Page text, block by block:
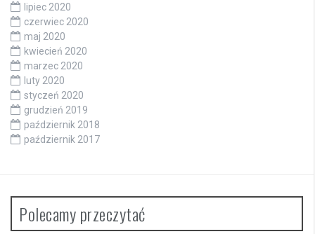
lipiec 2020
czerwiec 2020
maj 2020
kwiecień 2020
marzec 2020
luty 2020
styczeń 2020
grudzień 2019
październik 2018
październik 2017
Polecamy przeczytać